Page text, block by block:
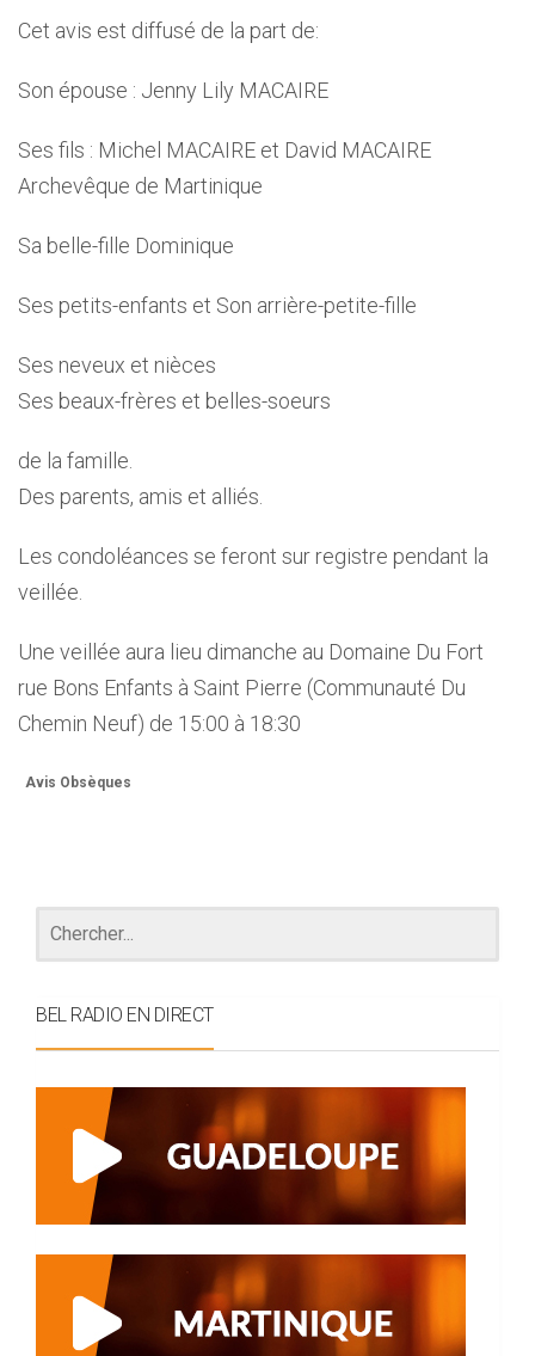
Cet avis est diffusé de la part de:
Son épouse : Jenny Lily MACAIRE
Ses fils : Michel MACAIRE et David MACAIRE
Archevêque de Martinique
Sa belle-fille Dominique
Ses petits-enfants et Son arrière-petite-fille
Ses neveux et nièces
Ses beaux-frères et belles-soeurs
de la famille.
Des parents, amis et alliés.
Les condoléances se feront sur registre pendant la
veillée.
Une veillée aura lieu dimanche au Domaine Du Fort
rue Bons Enfants à Saint Pierre (Communauté Du
Chemin Neuf) de 15:00 à 18:30
Avis Obsèques
BEL RADIO EN DIRECT